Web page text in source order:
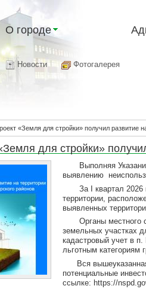
О городе
Новости Фотогалерея
«Земля для стройки» получил развитие
для стройки»
Выполняя Указания
выявлению
За I квартал 2026
территории,
выявленных
Органы местного
земельных участках
кадастровый учет в п.
льготным категориям
Вся
потенциальные
ссылке: https://